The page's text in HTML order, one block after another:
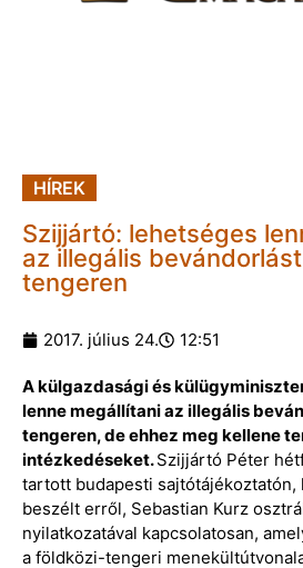
HÍREK
Szijjártó: lehetséges
az illegális
tengeren
2017. július 24. 12:51
A külgazdasági és
lenne megállítani az illegális
tengeren, de ehhez meg kellene
intézkedéseket.Szijjártó Péter
tartott budapesti sajtótájékoztatón,
beszélt erről, Sebastian Kurz
nyilatkozatával kapcsolatosan,
a földközi-tengeri